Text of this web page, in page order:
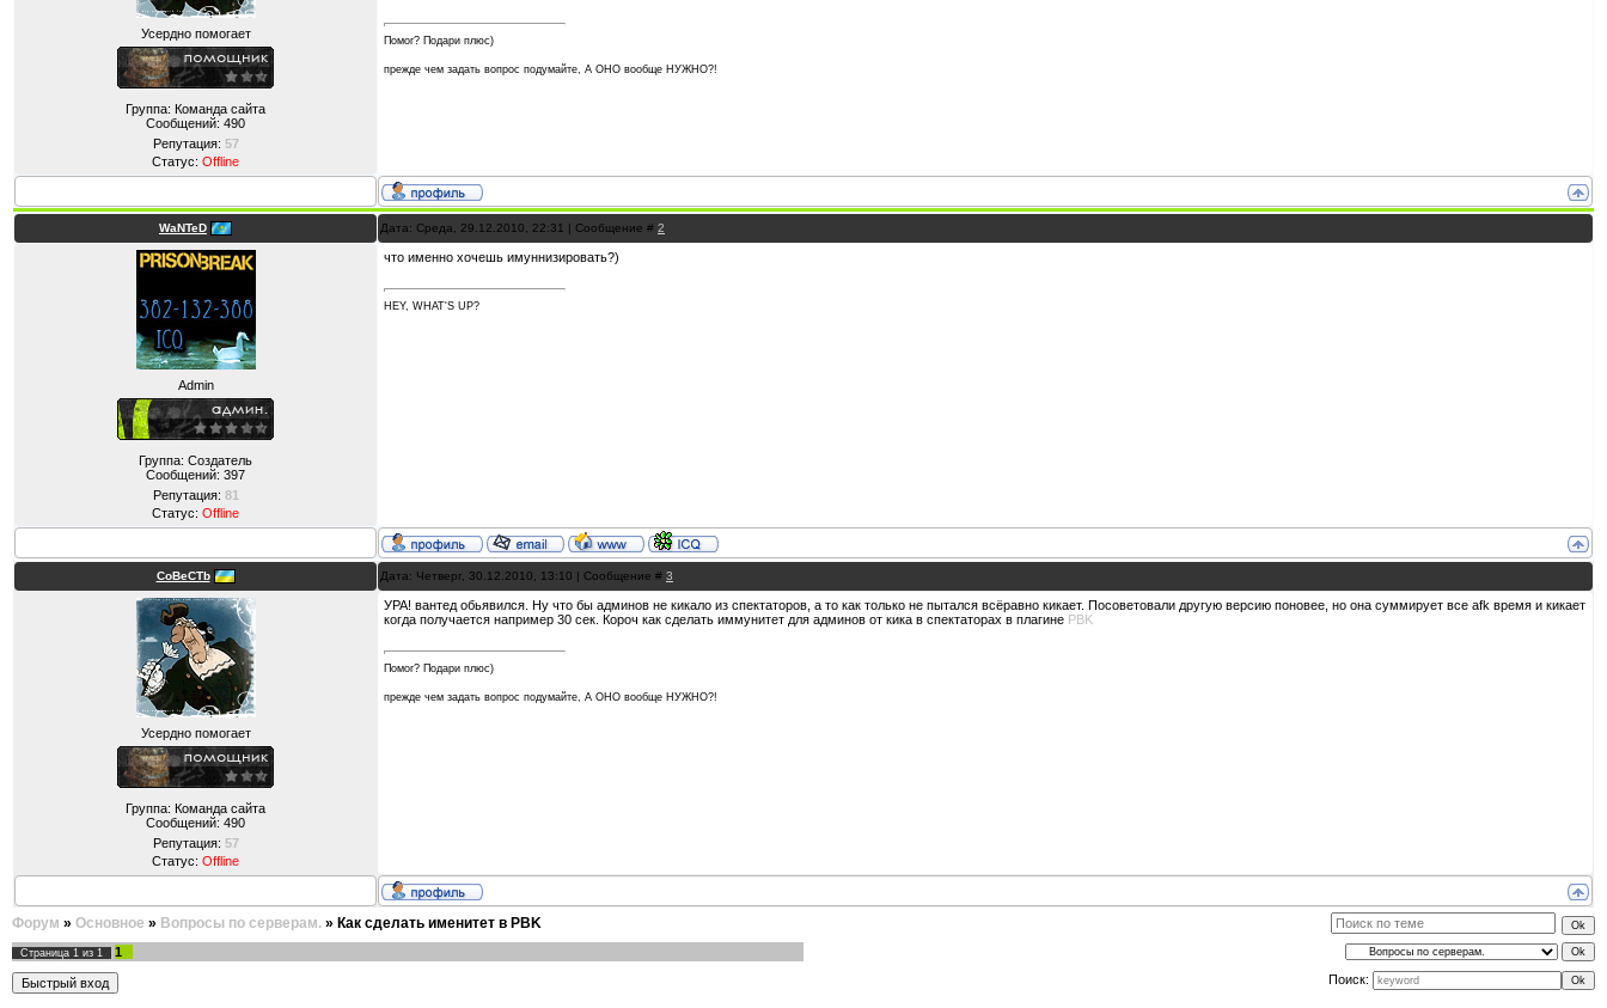
Усердно помогает
Группа: Команда сайта
Сообщений: 490
Репутация: 57
Статус: Offline
Помог? Подари плюс)
прежде чем задать вопрос подумайте, А ОНО вообще НУЖНО?!
WaNTeD Дата: Среда, 29.12.2010, 22:31 | Сообщение # 2
Admin
Группа: Создатель
Сообщений: 397
Репутация: 81
Статус: Offline
что именно хочешь имуннизировать?)
HEY, WHAT'S UP?
CoBeCTb Дата: Четверг, 30.12.2010, 13:10 | Сообщение # 3
Усердно помогает
Группа: Команда сайта
Сообщений: 490
Репутация: 57
Статус: Offline
УРА! вантед обьявился. Ну что бы админов не кикало из спектаторов, а то как только не пытался всёравно кикает. Посоветовали другую версию поновее, но она суммирует все afk время и кикает
когда получается например 30 сек. Короч как сделать иммунитет для админов от кика в спектаторах в плагине PBK
Помог? Подари плюс)
прежде чем задать вопрос подумайте, А ОНО вообще НУЖНО?!
Форум » Основное » Вопросы по серверам. » Как сделать имeнитет в PBK
Страница 1 из 1
1
Поиск: